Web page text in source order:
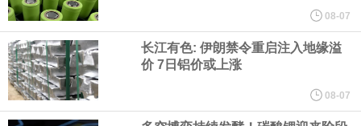
他与赫格塞思就弹药短缺问题发生冲突的报道是“完全没有根据的谣
言”，他对赫格塞思所做的工作“非常满意”。
纽约期银突破64美元/盎司，日内涨3.91%。
08-07
长江有色: 伊朗禁令重启注入地缘溢
价 7日铝价或上涨
08-07